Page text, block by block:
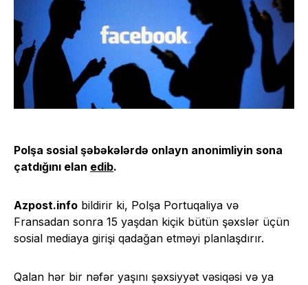
Polşa sosial şəbəkələrdə onlayn anonimliyin sona
çatdığını elan edib.
Azpost.info bildirir ki, Polşa Portuqaliya və
Fransadan sonra 15 yaşdan kiçik bütün şəxslər üçün
sosial mediaya girişi qadağan etməyi planlaşdırır.
Qalan hər bir nəfər yaşını şəxsiyyət vəsiqəsi və ya